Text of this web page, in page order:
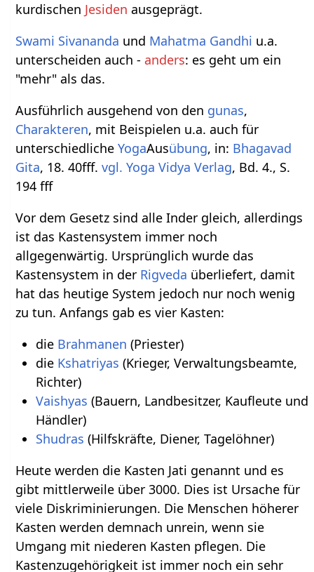
kurdischen Jesiden ausgeprägt.
Swami Sivananda und Mahatma Gandhi u.a.
unterscheiden auch - anders: es geht um ein
"mehr" als das.
Ausführlich ausgehend von den gunas,
Charakteren, mit Beispielen u.a. auch für
unterschiedlicheYogaAusübung, in: Bhagavad
Gita, 18. 40fff.vgl. Yoga Vidya Verlag, Bd. 4., S.
194 fff
Vor dem Gesetz sind alle Inder gleich, allerdings
ist das Kastensystem immer noch
allgegenwärtig. Ursprünglich wurde das
Kastensystem in der Rigveda überliefert, damit
hat das heutige System jedoch nur noch wenig
zu tun. Anfangs gab es vier Kasten:
die Brahmanen (Priester)
die Kshatriyas (Krieger, Verwaltungsbeamte,
Richter)
Vaishyas (Bauern, Landbesitzer, Kaufleute und
Händler)
Shudras (Hilfskräfte, Diener, Tagelöhner)
Heute werden die Kasten Jati genannt und es
gibt mittlerweile über 3000. Dies ist Ursache für
viele Diskriminierungen. Die Menschen höherer
Kasten werden demnach unrein, wenn sie
Umgang mit niederen Kasten pflegen. Die
Kastenzugehörigkeit ist immer noch ein sehr